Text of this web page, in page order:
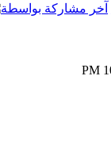
آخر مشاركة بواسطة